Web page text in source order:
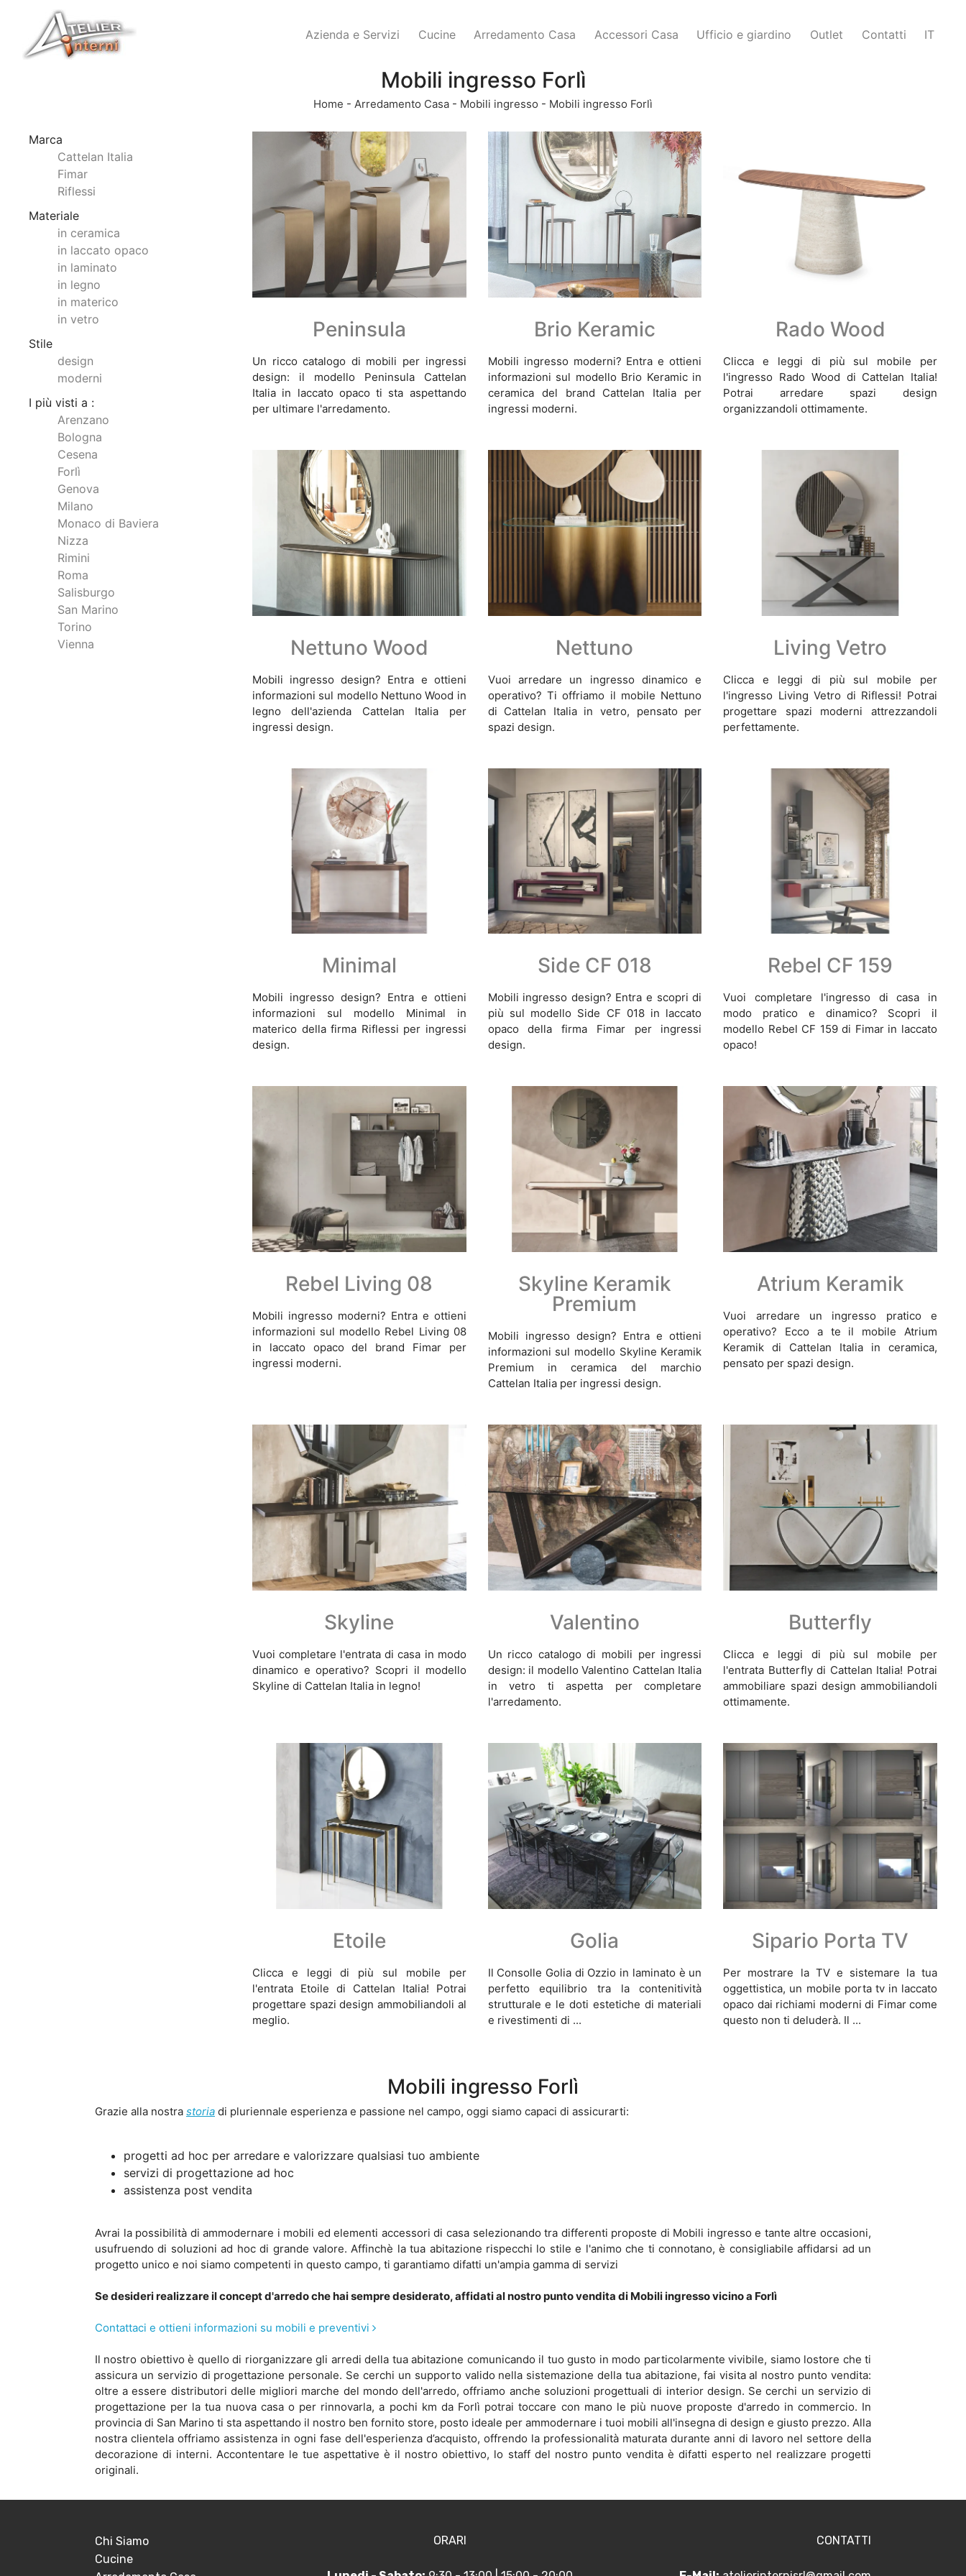
Azienda e Servizi Cucine Arredamento Casa Accessori Casa Ufficio e giardino Outlet Contatti IT
Mobili ingresso Forlì
Home - Arredamento Casa - Mobili ingresso - Mobili ingresso Forlì
Marca
Cattelan Italia
Fimar
Riflessi
Materiale
in ceramica
in laccato opaco
in laminato
in legno
in materico
in vetro
Stile
design
moderni
I più visti a :
Arenzano
Bologna
Cesena
Forlì
Genova
Milano
Monaco di Baviera
Nizza
Rimini
Roma
Salisburgo
San Marino
Torino
Vienna
Peninsula
Un ricco catalogo di mobili per ingressi
design: il modello Peninsula Cattelan
Italia in laccato opaco ti sta aspettando
per ultimare l'arredamento.
Brio Keramic
Mobili ingresso moderni? Entra e ottieni
informazioni sul modello Brio Keramic in
ceramica del brand Cattelan Italia per
ingressi moderni.
Rado Wood
Clicca e leggi di più sul mobile per
l'ingresso Rado Wood di Cattelan Italia!
Potrai arredare spazi design
organizzandoli ottimamente.
Nettuno Wood
Mobili ingresso design? Entra e ottieni
informazioni sul modello Nettuno Wood in
legno dell'azienda Cattelan Italia per
ingressi design.
Nettuno
Vuoi arredare un ingresso dinamico e
operativo? Ti offriamo il mobile Nettuno
di Cattelan Italia in vetro, pensato per
spazi design.
Living Vetro
Clicca e leggi di più sul mobile per
l'ingresso Living Vetro di Riflessi! Potrai
progettare spazi moderni attrezzandoli
perfettamente.
Minimal
Mobili ingresso design? Entra e ottieni
informazioni sul modello Minimal in
materico della firma Riflessi per ingressi
design.
Side CF 018
Mobili ingresso design? Entra e scopri di
più sul modello Side CF 018 in laccato
opaco della firma Fimar per ingressi
design.
Rebel CF 159
Vuoi completare l'ingresso di casa in
modo pratico e dinamico? Scopri il
modello Rebel CF 159 di Fimar in laccato
opaco!
Rebel Living 08
Mobili ingresso moderni? Entra e ottieni
informazioni sul modello Rebel Living 08
in laccato opaco del brand Fimar per
ingressi moderni.
Skyline Keramik
Premium
Mobili ingresso design? Entra e ottieni
informazioni sul modello Skyline Keramik
Premium in ceramica del marchio
Cattelan Italia per ingressi design.
Atrium Keramik
Vuoi arredare un ingresso pratico e
operativo? Ecco a te il mobile Atrium
Keramik di Cattelan Italia in ceramica,
pensato per spazi design.
Skyline
Vuoi completare l'entrata di casa in modo
dinamico e operativo? Scopri il modello
Skyline di Cattelan Italia in legno!
Valentino
Un ricco catalogo di mobili per ingressi
design: il modello Valentino Cattelan Italia
in vetro ti aspetta per completare
l'arredamento.
Butterfly
Clicca e leggi di più sul mobile per
l'entrata Butterfly di Cattelan Italia! Potrai
ammobiliare spazi design ammobiliandoli
ottimamente.
Etoile
Clicca e leggi di più sul mobile per
l'entrata Etoile di Cattelan Italia! Potrai
progettare spazi design ammobiliandoli al
meglio.
Golia
Il Consolle Golia di Ozzio in laminato è un
perfetto equilibrio tra la contenitività
strutturale e le doti estetiche di materiali
e rivestimenti di ...
Sipario Porta TV
Per mostrare la TV e sistemare la tua
oggettistica, un mobile porta tv in laccato
opaco dai richiami moderni di Fimar come
questo non ti deluderà. Il ...
Mobili ingresso Forlì
Grazie alla nostra storia di pluriennale esperienza e passione nel campo, oggi siamo capaci di assicurarti:
progetti ad hoc per arredare e valorizzare qualsiasi tuo ambiente
servizi di progettazione ad hoc
assistenza post vendita
Avrai la possibilità di ammodernare i mobili ed elementi accessori di casa selezionando tra differenti proposte di Mobili ingresso e tante altre occasioni,
usufruendo di soluzioni ad hoc di grande valore. Affinchè la tua abitazione rispecchi lo stile e l'animo che ti connotano, è consigliabile affidarsi ad un
progetto unico e noi siamo competenti in questo campo, ti garantiamo difatti un'ampia gamma di servizi
Se desideri realizzare il concept d'arredo che hai sempre desiderato, affidati al nostro punto vendita di Mobili ingresso vicino a Forlì
Contattaci e ottieni informazioni su mobili e preventivi
Il nostro obiettivo è quello di riorganizzare gli arredi della tua abitazione comunicando il tuo gusto in modo particolarmente vivibile, siamo lostore che ti
assicura un servizio di progettazione personale. Se cerchi un supporto valido nella sistemazione della tua abitazione, fai visita al nostro punto vendita:
oltre a essere distributori delle migliori marche del mondo dell'arredo, offriamo anche soluzioni progettuali di interior design. Se cerchi un servizio di
progettazione per la tua nuova casa o per rinnovarla, a pochi km da Forlì potrai toccare con mano le più nuove proposte d'arredo in commercio. In
provincia di San Marino ti sta aspettando il nostro ben fornito store, posto ideale per ammodernare i tuoi mobili all'insegna di design e giusto prezzo. Alla
nostra clientela offriamo assistenza in ogni fase dell'esperienza d’acquisto, offrendo la professionalità maturata durante anni di lavoro nel settore della
decorazione di interni. Accontentare le tue aspettative è il nostro obiettivo, lo staff del nostro punto vendita è difatti esperto nel realizzare progetti
originali.
Chi Siamo
Cucine
ORARI CONTATTI